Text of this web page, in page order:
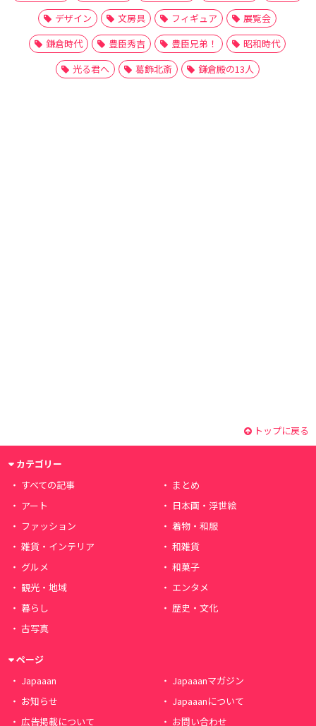
デザイン
文房具 フィギュア
展覧会
鎌倉時代
豊臣秀吉 豊臣兄弟！
昭和時代
光る君へ
葛飾北斎 鎌倉殿の13人
トップに戻る
カテゴリー
すべての記事
まとめ
アート
日本画・浮世絵
ファッション
着物・和服
雑貨・インテリア
和雑貨
グルメ
和菓子
観光・地域
エンタメ
暮らし
歴史・文化
古写真
ページ
Japaaan
Japaaanマガジン
お知らせ
Japaaanについて
広告掲載について
お問い合わせ